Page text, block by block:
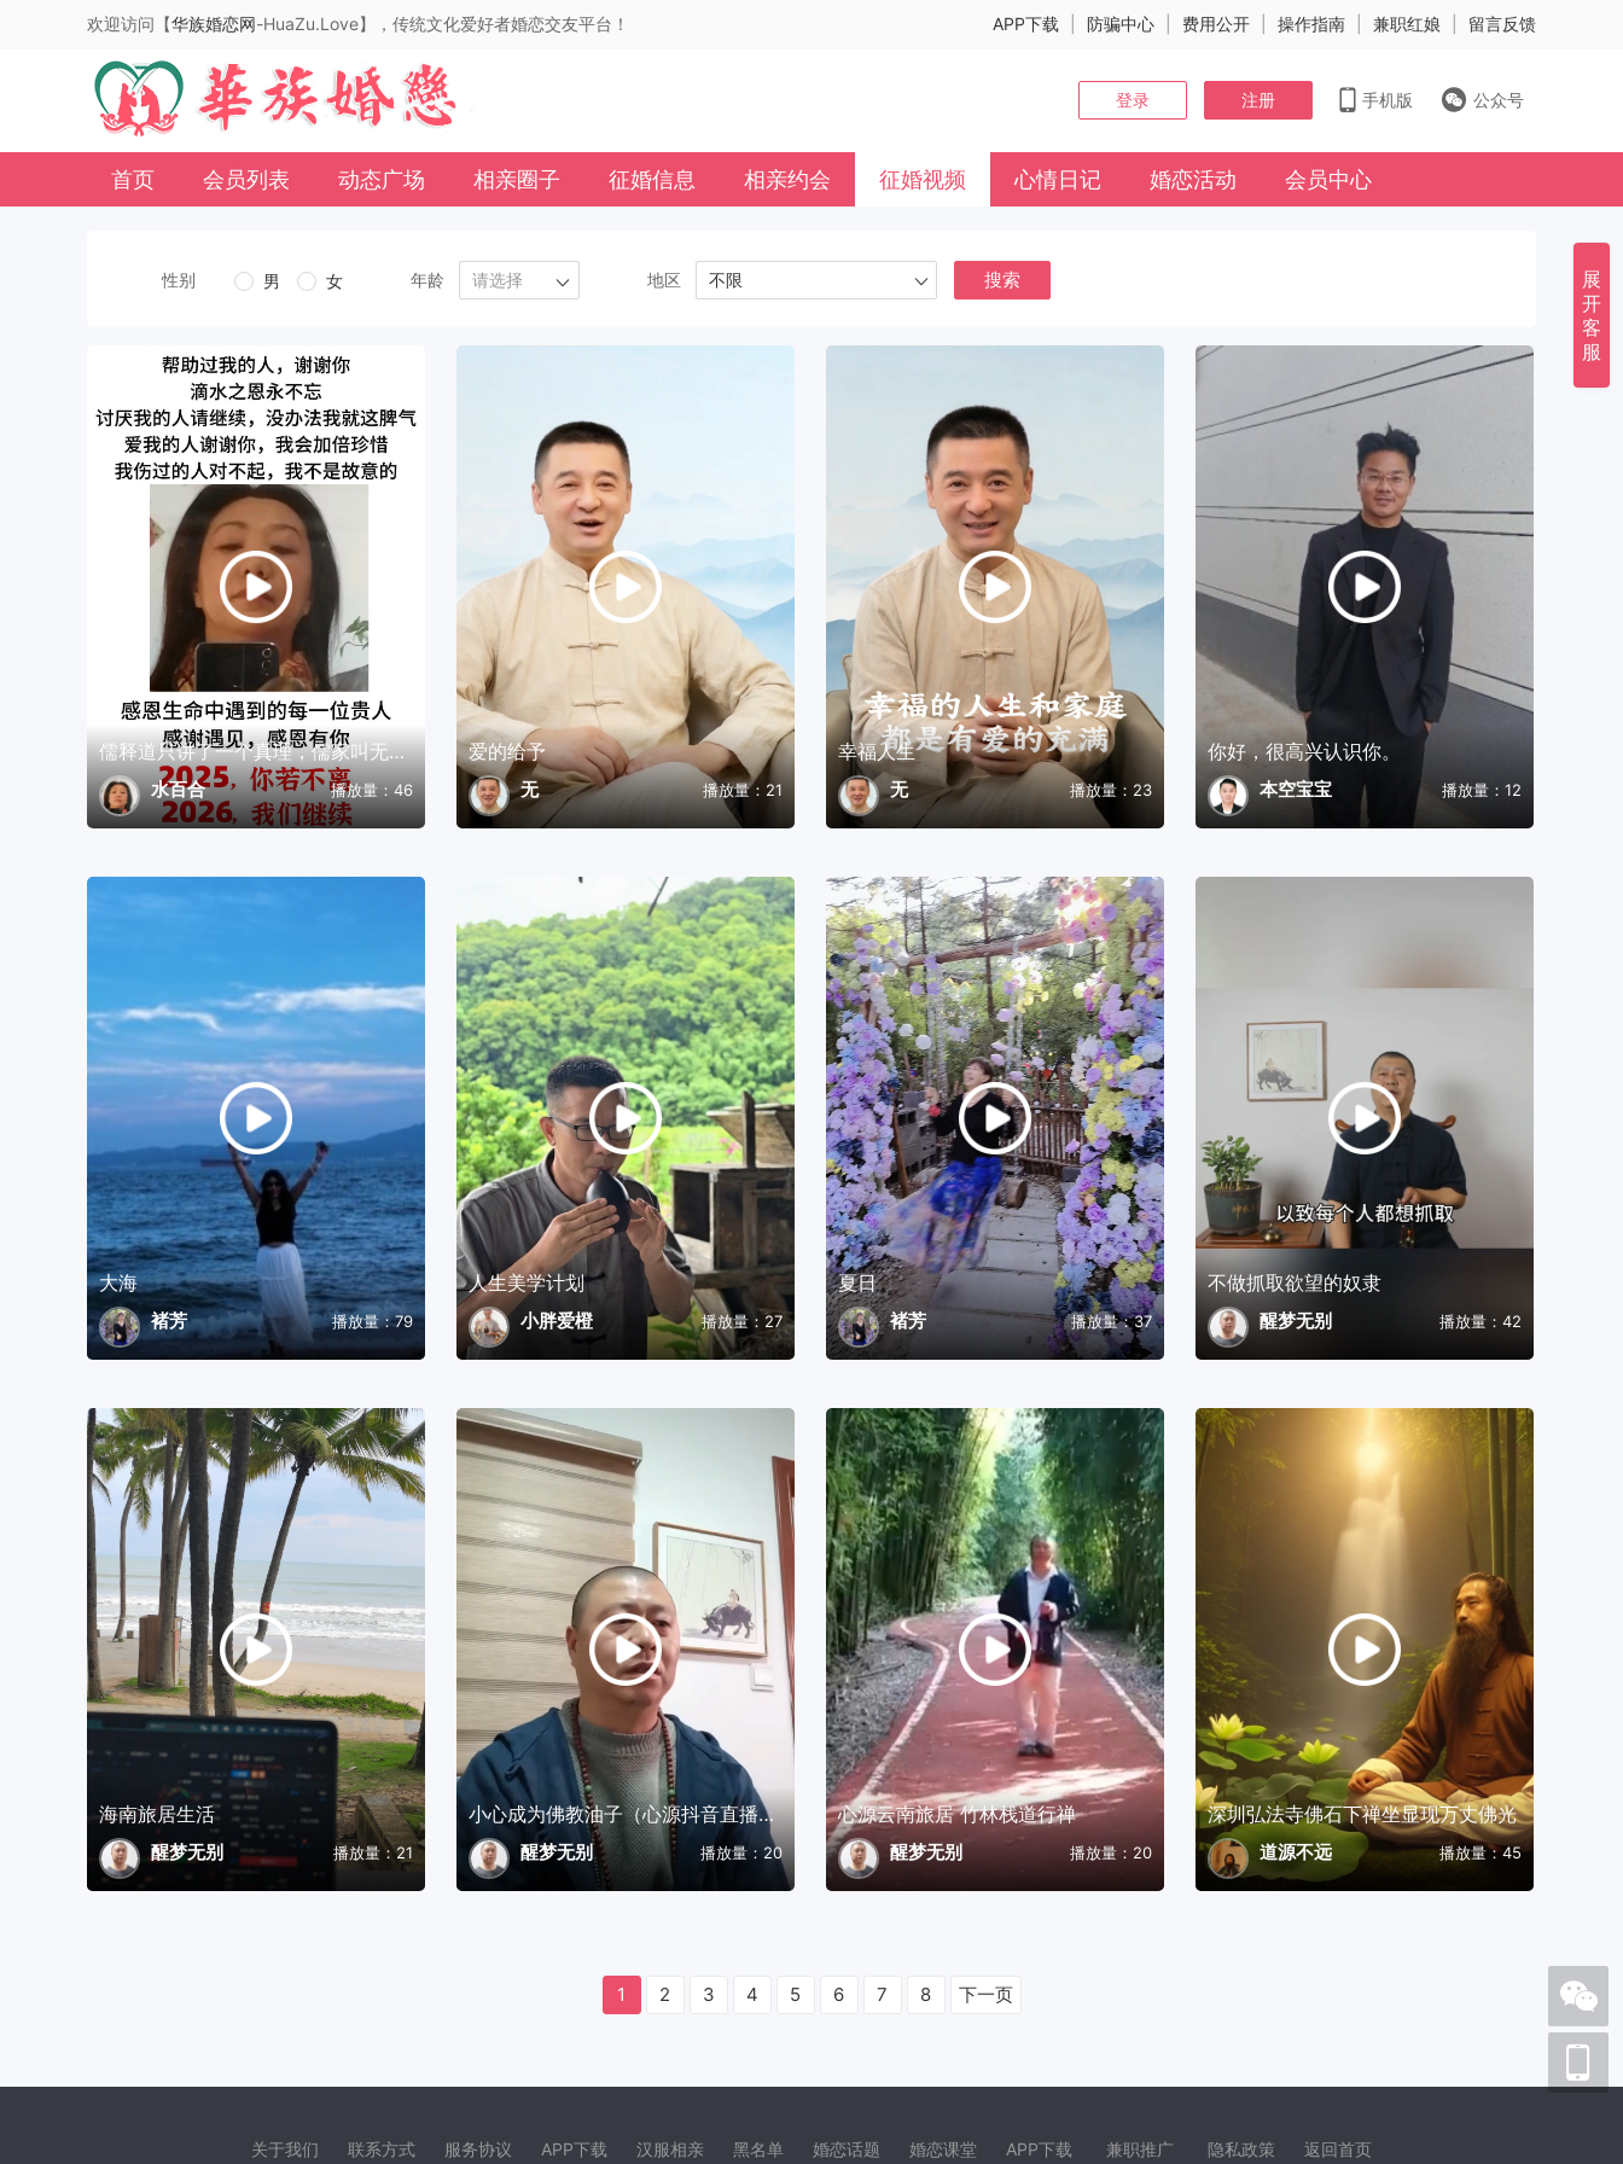
欢迎访问【华族婚恋网-HuaZu.Love】，传统文化爱好者婚恋交友平台！ APP下载 防骗中心 费用公开 操作指南 兼职红娘 留言反馈
登录 注册 手机版 公众号
首页 会员列表 动态广场 相亲圈子 征婚信息 相亲约会 征婚视频 心情日记 婚恋活动 会员中心
性别 男 女 年龄 请选择 地区 不限 搜索
儒释道只讲了一个真理，儒家叫无名，释家讲无我，道家说无为，
水百合 播放量：46
爱的给予
无 播放量：21
幸福人生
无 播放量：23
你好，很高兴认识你。
本空宝宝 播放量：12
大海
褚芳 播放量：79
人生美学计划
小胖爱橙 播放量：27
夏日
褚芳 播放量：37
不做抓取欲望的奴隶
醒梦无别 播放量：42
海南旅居生活
醒梦无别 播放量：21
小心成为佛教油子（心源抖音直播片段）
醒梦无别 播放量：20
心源云南旅居 竹林栈道行禅
醒梦无别 播放量：20
深圳弘法寺佛石下禅坐显现万丈佛光
道源不远 播放量：45
1 2 3 4 5 6 7 8 下一页
关于我们 联系方式 服务协议 APP下载 汉服相亲 黑名单 婚恋话题 婚恋课堂 APP下载 兼职推广 隐私政策 返回首页
展
开
客
服